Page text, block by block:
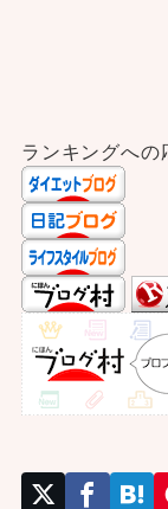
ランキングへ